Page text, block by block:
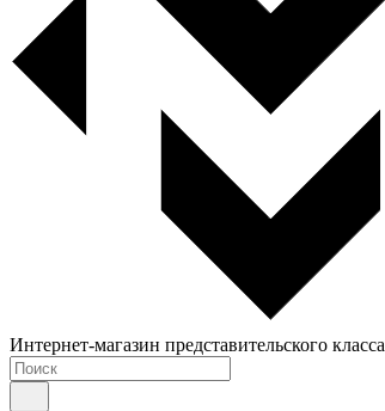
Интернет-магазин представительского класса